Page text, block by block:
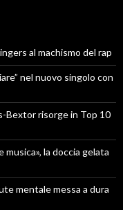
al machismo del rap
nel nuovo singolo con
Bextor risorge in Top 10
la doccia gelata
mentale messa a dura